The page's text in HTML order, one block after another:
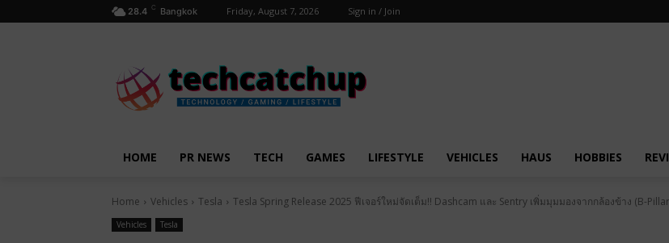
28.4 C Bangkok Friday, August 7, 2026 Sign in / Join
HOME PR NEWS TECH GAMES LIFESTYLE VEHICLES HAUS HOBBIES
Home Vehicles Tesla Tesla Spring Release 2025 ฟีเจอร์ใหม่จัดเต็ม!! Dashcam และ Sentry เพิ่มมุมมองจากกล้องข้าง (B-
Vehicles Tesla